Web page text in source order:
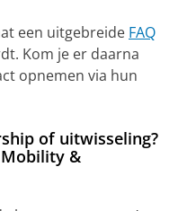
een uitgebreide FAQ
Kom je er daarna
opnemen via hun
of uitwisseling?
&